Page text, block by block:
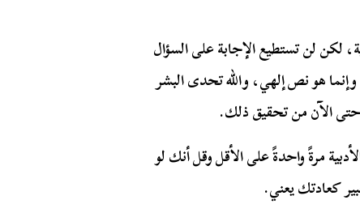
لكن لن تستطيع الإجابة على السؤال
هو نص إلهي، والله تحدى البشر
مرةً واحدةً على الأقل وقل أنك لو
كعادتك يعني.